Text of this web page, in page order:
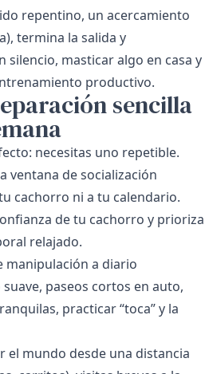
repentino, un acercamiento
termina la salida y
silencio, masticar algo en casa y
productivo.
sencilla
necesitas uno repetible.
ventana de socialización
cachorro ni a tu calendario.
de tu cachorro y prioriza
relajado.
manipulación a diario
paseos cortos en auto,
practicar “toca” y la
el mundo desde una distancia